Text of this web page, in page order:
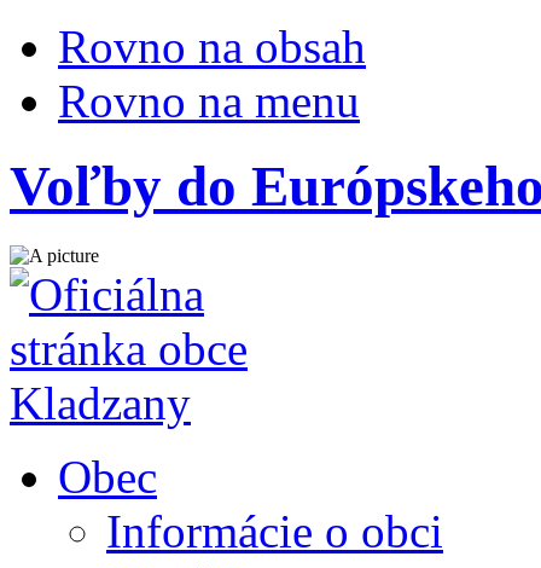
Rovno na obsah
Rovno na menu
Voľby do
Obec
Informácie o obci